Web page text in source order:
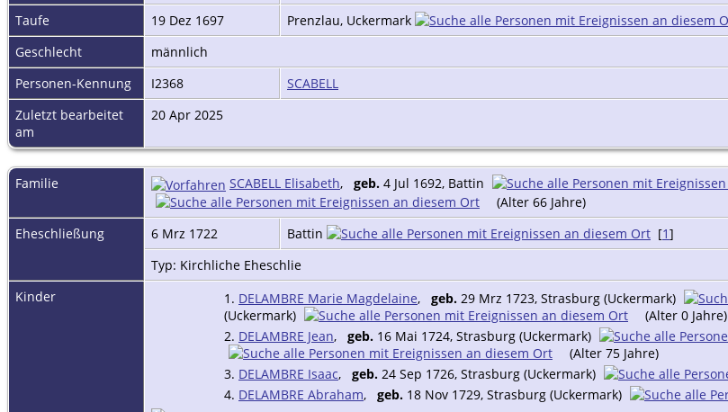
Taufe
19 Dez 1697
Prenzlau, Uckermark
Geschlecht
männlich
Personen-Kennung
I2368
SCABELL
Zuletzt bearbeitet
am
20 Apr 2025
Familie SCABELL Elisabeth, geb. 4 Jul 1692, Battin
(Alter 66 Jahre)
Eheschließung
6 Mrz 1722 Battin [1]
Typ: Kirchliche Eheschlie
Kinder
1. DELAMBRE Marie Magdelaine, geb. 29 Mrz 1723, Strasburg (Uckermark)
(Uckermark)
(Alter 0 Jahre)
2. DELAMBRE Jean, geb. 16 Mai 1724, Strasburg (Uckermark)
(Alter 75 Jahre)
3. DELAMBRE Isaac, geb. 24 Sep 1726, Strasburg (Uckermark)
4. DELAMBRE Abraham, geb. 18 Nov 1729, Strasburg (Uckermark)